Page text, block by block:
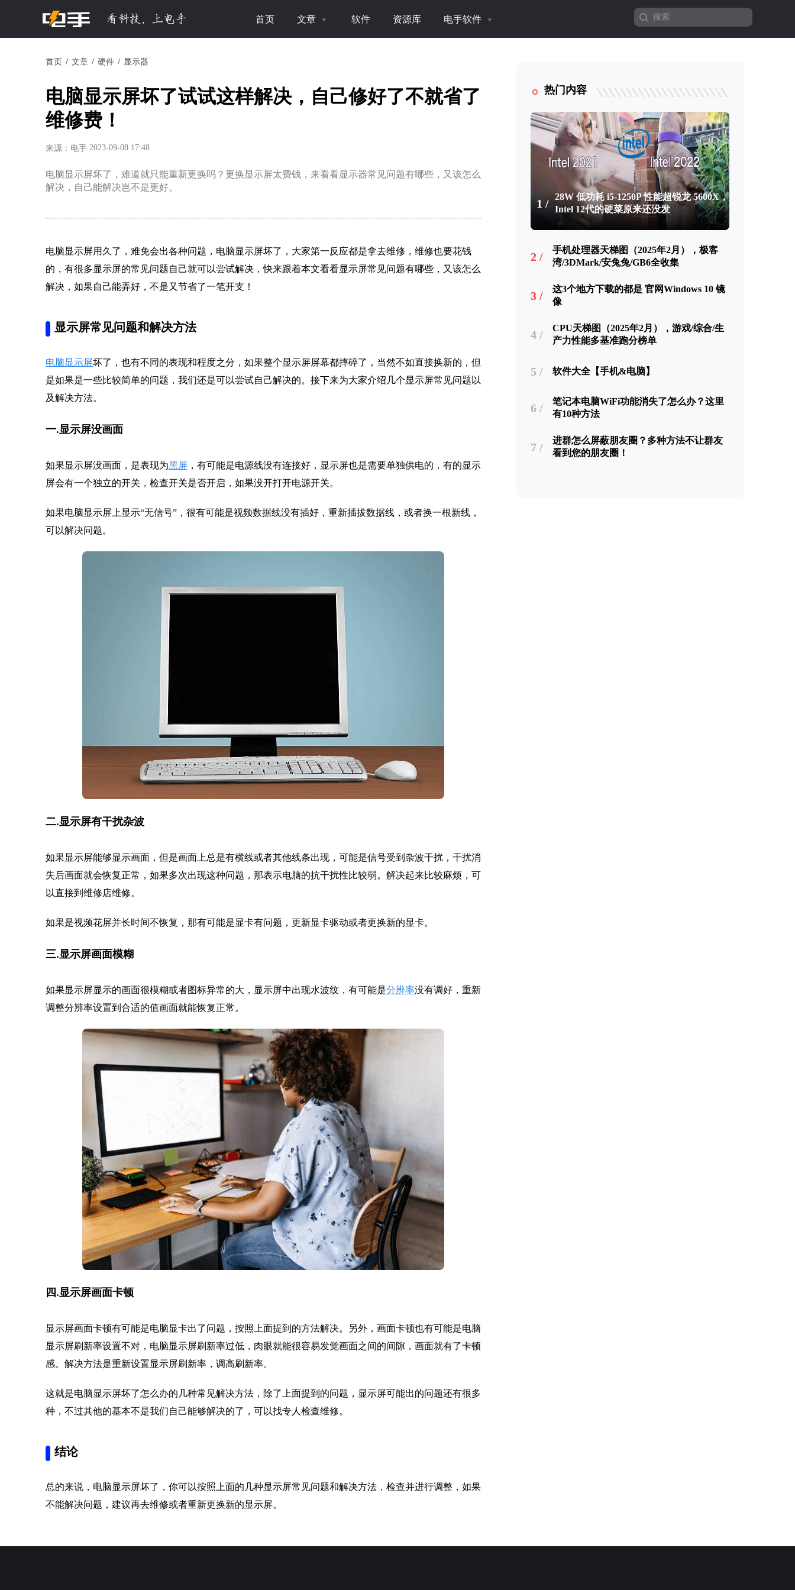
首页 文章 软件 资源库 电手软件
首页 文章 硬件 显示器
电脑显示屏坏了试试这样解决，自己修好了不就省了
维修费！
来源：电手 2023-09-08 17:48
电脑显示屏坏了，难道就只能重新更换吗？更换显示屏太费钱，来看看显示器常见问题有哪些，又该怎么
解决，自己能解决岂不是更好。
电脑显示屏用久了，难免会出各种问题，电脑显示屏坏了，大家第一反应都是拿去维修，维修也要花钱
的，有很多显示屏的常见问题自己就可以尝试解决，快来跟着本文看看显示屏常见问题有哪些，又该怎么
解决，如果自己能弄好，不是又节省了一笔开支！
显示屏常见问题和解决方法
电脑显示屏坏了，也有不同的表现和程度之分，如果整个显示屏屏幕都摔碎了，当然不如直接换新的，但
是如果是一些比较简单的问题，我们还是可以尝试自己解决的。接下来为大家介绍几个显示屏常见问题以
及解决方法。
一.显示屏没画面
如果显示屏没画面，是表现为黑屏 ，有可能是电源线没有连接好，显示屏也是需要单独供电的，有的显示
屏会有一个独立的开关，检查开关是否开启，如果没开打开电源开关。
如果电脑显示屏上显示“无信号”，很有可能是视频数据线没有插好，重新插拔数据线，或者换一根新线，
可以解决问题。
二.显示屏有干扰杂波
如果显示屏能够显示画面，但是画面上总是有横线或者其他线条出现，可能是信号受到杂波干扰，干扰消
失后画面就会恢复正常，如果多次出现这种问题，那表示电脑的抗干扰性比较弱。解决起来比较麻烦，可
以直接到维修店维修。
如果是视频花屏并长时间不恢复，那有可能是显卡有问题，更新显卡驱动或者更换新的显卡。
三.显示屏画面模糊
如果显示屏显示的画面很模糊或者图标异常的大，显示屏中出现水波纹，有可能是分辨率没有调好，重新
调整分辨率设置到合适的值画面就能恢复正常。
四.显示屏画面卡顿
显示屏画面卡顿有可能是电脑显卡出了问题，按照上面提到的方法解决。另外，画面卡顿也有可能是电脑
显示屏刷新率设置不对，电脑显示屏刷新率过低，肉眼就能很容易发觉画面之间的间隙，画面就有了卡顿
感。解决方法是重新设置显示屏刷新率，调高刷新率。
这就是电脑显示屏坏了怎么办的几种常见解决方法，除了上面提到的问题，显示屏可能出的问题还有很多
种，不过其他的基本不是我们自己能够解决的了，可以找专人检查维修。
结论
总的来说，电脑显示屏坏了，你可以按照上面的几种显示屏常见问题和解决方法，检查并进行调整，如果
不能解决问题，建议再去维修或者重新更换新的显示屏。
热门内容
1 /
28W 低功耗 i5-1250P 性能超锐龙 5600X，
Intel 12代的硬菜原来还没发
2 /
手机处理器天梯图（2025年2月），极客
湾/3DMark/安兔兔/GB6全收集
3 /
这3个地方下载的都是 官网Windows 10 镜
像
4 /
CPU天梯图（2025年2月），游戏/综合/生
产力性能多基准跑分榜单
5 / 软件大全【手机&电脑】
6 /
笔记本电脑WiFi功能消失了怎么办？这里
有10种方法
7 /
进群怎么屏蔽朋友圈？多种方法不让群友
看到您的朋友圈！